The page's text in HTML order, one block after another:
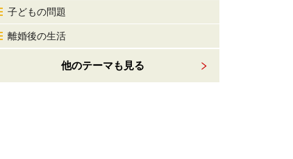
子どもの問題
離婚後の生活
他のテーマも見る